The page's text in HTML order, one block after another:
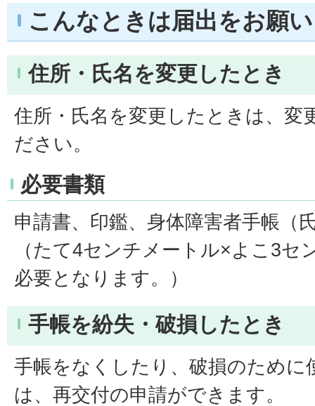
こんなときは届出をお願
住所・氏名を変更したとき
住所・氏名を変更したときは、変
ださい。
必要書類
申請書、印鑑、身体障害者手帳（
（たて4センチメートル×よこ3セ
必要となります。）
手帳を紛失・破損したとき
手帳をなくしたり、破損のために
は、再交付の申請ができます。